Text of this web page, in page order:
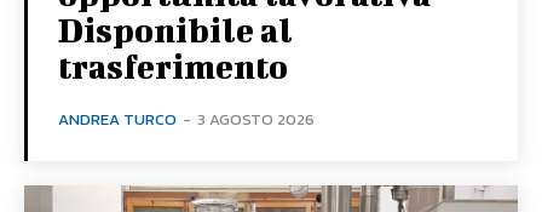
Disponibile al
trasferimento
ANDREA TURCO - 3 AGOSTO 2026